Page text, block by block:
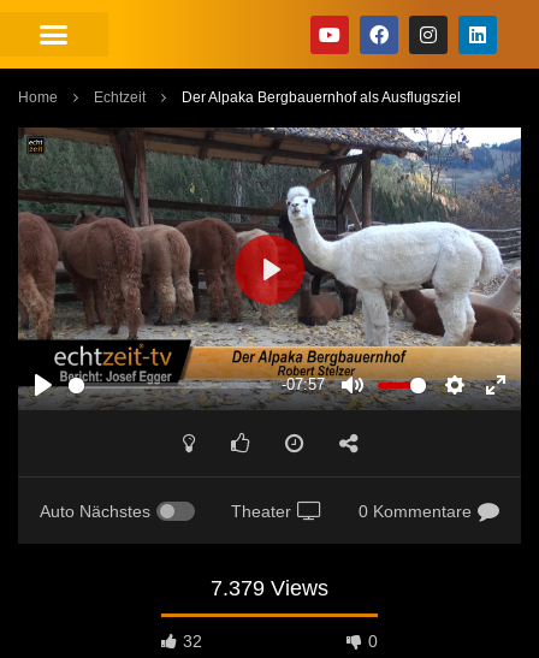
Home Echtzeit Der Alpaka Bergbauernhof als Ausflugsziel
PLAY
-07:57
MUTE SETTINGS
PLAY
Auto Nächstes Theater 0 Kommentare
7.379 Views
32 0